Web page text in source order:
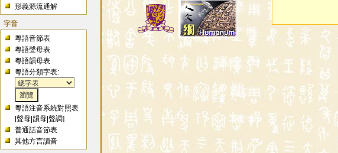
形義源流通解
字音
粵語音節表
粵語聲母表
粵語韻母表
粵語分類字表:
粵語注音系統對照表
[聲母 |韻母 |聲調]
普通話音節表
其他方言讀音